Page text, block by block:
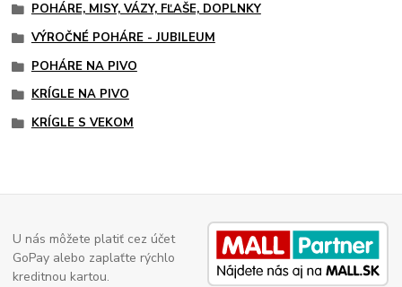
POHÁRE, MISY, VÁZY, FĽAŠE, DOPLNKY
VÝROČNÉ POHÁRE - JUBILEUM
POHÁRE NA PIVO
KRÍGLE NA PIVO
KRÍGLE S VEKOM
U nás môžete platiť cez účet
GoPay alebo zaplaťte rýchlo
kreditnou kartou.